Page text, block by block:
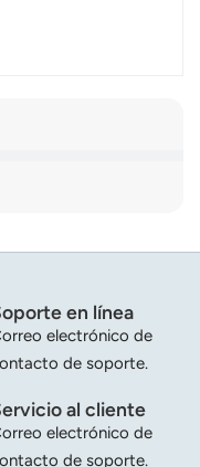
en línea
electrónico de
de soporte.
al cliente
electrónico de
de soporte.